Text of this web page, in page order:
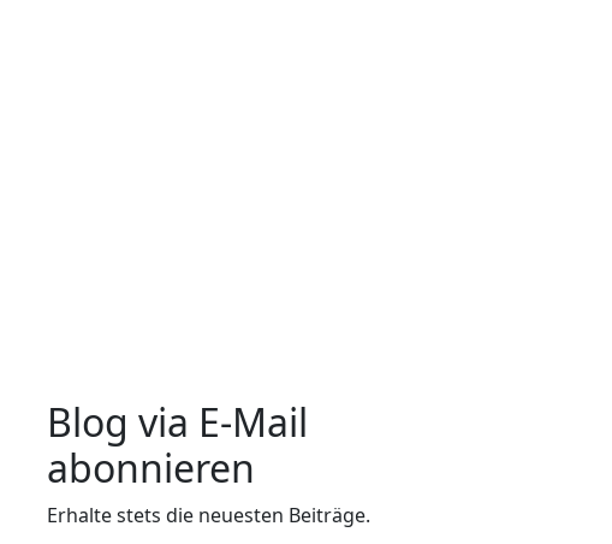
Blog via E-Mail
abonnieren
Erhalte stets die neuesten Beiträge.